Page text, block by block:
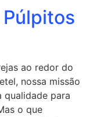
ao redor do
nossa missão
qualidade para
o que